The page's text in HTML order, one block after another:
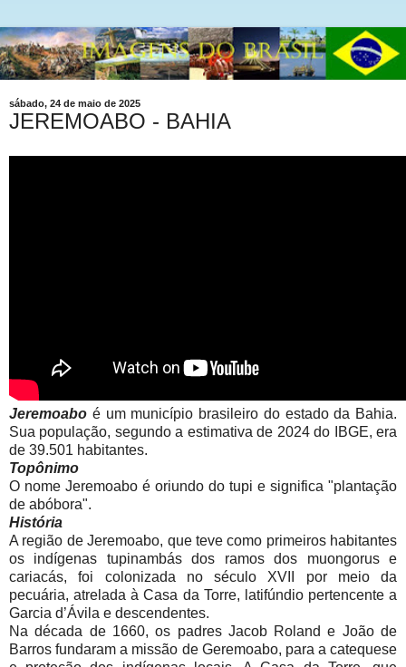
sábado, 24 de maio de 2025
JEREMOABO - BAHIA
Jeremoabo é um município brasileiro do estado da Bahia.
Sua população, segundo a estimativa de 2024 do IBGE, era
de 39.501 habitantes.
Topônimo
O nome Jeremoabo é oriundo do tupi e significa "plantação
de abóbora".
História
A região de Jeremoabo, que teve como primeiros habitantes
os indígenas tupinambás dos ramos dos muongorus e
cariacás, foi colonizada no século XVII por meio da
pecuária, atrelada à Casa da Torre, latifúndio pertencente a
Garcia d’Ávila e descendentes.
Na década de 1660, os padres Jacob Roland e João de
Barros fundaram a missão de Geremoabo, para a catequese